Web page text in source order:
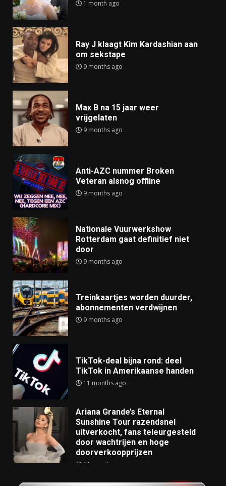
1 month ago
Ray J klaagt Kim Kardashian aan
om sekstape
9 months ago
Max B na 15 jaar weer
vrijgelaten
9 months ago
Anti-AZC nummer Broken
Veteran alsnog offline
9 months ago
Nationale Vuurwerkshow
Rotterdam gaat definitief niet
door
9 months ago
Treinkaartjes worden duurder,
abonnementen verdwijnen
9 months ago
TikTok-deal bijna rond: deel
TikTok in Amerikaanse handen
11 months ago
Ariana Grande’s Eternal
Sunshine Tour razendsnel
uitverkocht, fans teleurgesteld
door wachtrijen en hoge
doorverkoopprijzen
11 months ago